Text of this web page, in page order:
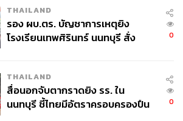
THAILAND
รอง ผบ.ตร. บัญชาการเหตุยิง
โรงเรียนเทพศิรินทร์ นนทบุรี สั่ง
0
THAILAND
สื่อนอกจับตากราดยิง รร. ใน
นนทบุรี ชี้ไทยมีอัตราครอบครองปืน
0